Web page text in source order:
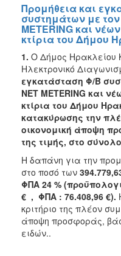
Προμήθεια και
συστημάτων με
METERING και
κτίρια του Δήμου
1. Ο Δήμος Ηρακλείου
Ηλεκτρονικό
εγκατάσταση Φ/Β
NET METERING και
κτίρια του Δήμου
κατακύρωσης την
οικονομική άποψη
της τιμής, στο
Η δαπάνη για την
στο ποσό των
ΦΠΑ 24 %
€ , ΦΠΑ : 76.408,96 €).
κριτήριο της πλέον
άποψη προσφοράς,
ειδών..